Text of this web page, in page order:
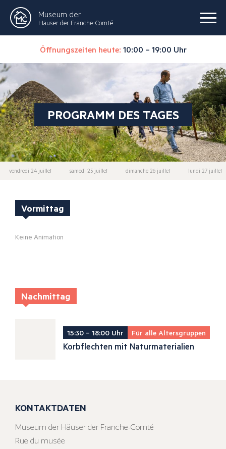
Museum der
Häuser der Franche-Comté
Öffnungszeiten heute: 10:00 – 19:00 Uhr
PROGRAMM DES TAGES
vendredi 24 juillet samedi 25 juillet dimanche 26 juillet lundi 27 juillet
Vormittag
Keine Animation
Nachmittag
15:30 – 18:00 Uhr Für alle Altersgruppen
Korbflechten mit Naturmaterialien
KONTAKTDATEN
Museum der Häuser der Franche-Comté
Rue du musée